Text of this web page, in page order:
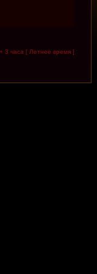
3 часа [ Летнее время ]